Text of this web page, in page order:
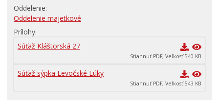
Financie
Kultúra, šport a propagácia
PRIMÁTOR INFORMUJE
RODINA, ŽIVOT, BÝVANIE
Školstvo
Oddelenie
Oddelenie majetkové
Prílohy
Súťaž Kláštorská 27
Stiahnuť PDF, Veľkosť 540 KB
Súťaž sýpka Levočské Lúky
Stiahnuť PDF, Veľkosť 543 KB